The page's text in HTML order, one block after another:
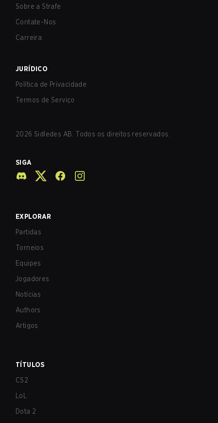
Sobre a Strafe
Contate-Nos
Carreira
JURÍDICO
Política de Privacidade
Termos de Serviço
2026 Sidledes AB. Todos os direitos reservados.
SIGA
EXPLORAR
Partidas
Torneios
Equipes
Jogadores
Notícias
Authors
Artigos
TÍTULOS
CS2
LoL
Dota 2